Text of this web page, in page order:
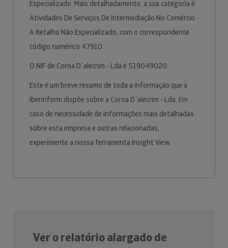
Especializado. Mais detalhadamente, a sua categoria é
Atividades De Serviços De Intermediação No Comércio
A Retalho Não Especializado, com o correspondente
código numérico 47910.
O NIF de Coroa D`alecrim - Lda é 519049020.
Este é um breve resumo de toda a informação que a
Iberinform dispõe sobre a Coroa D`alecrim - Lda. Em
caso de necessidade de informações mais detalhadas
sobre esta empresa e outras relacionadas,
experimente a nossa ferramenta Insight View.
Ver o relatório alargado de